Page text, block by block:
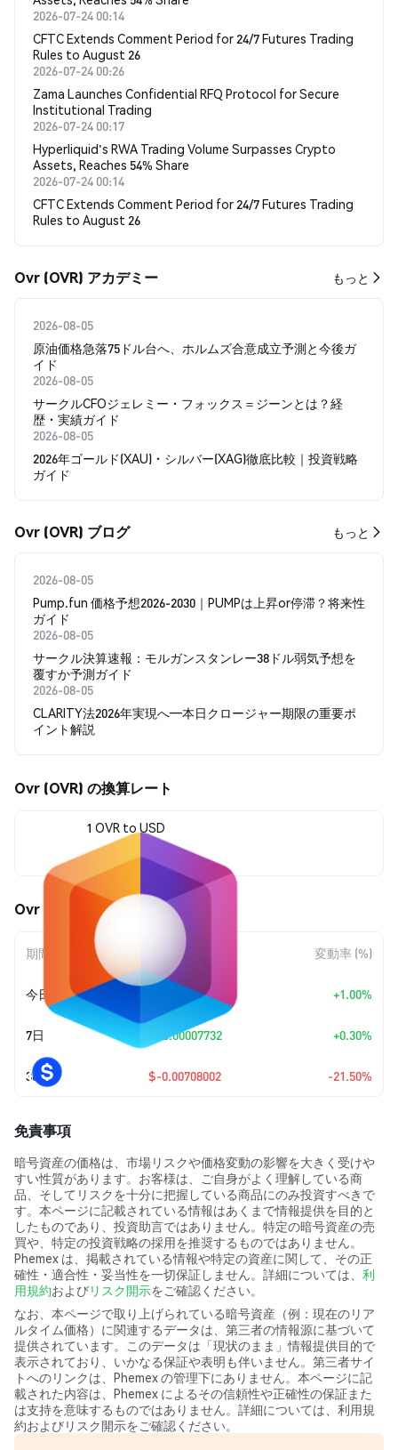
2026-07-24 00:14
CFTC Extends Comment Period for 24/7 Futures Trading
Rules to August 26
2026-07-24 00:26
Zama Launches Confidential RFQ Protocol for Secure
Institutional Trading
2026-07-24 00:17
Hyperliquid's RWA Trading Volume Surpasses Crypto
Assets, Reaches 54% Share
2026-07-24 00:14
CFTC Extends Comment Period for 24/7 Futures Trading
Rules to August 26
Ovr (OVR) アカデミー もっと
2026-08-05
原油価格急落75ドル台へ、ホルムズ合意成立予測と今後ガ
イド
2026-08-05
サークルCFOジェレミー・フォックス＝ジーンとは？経
歴・実績ガイド
2026-08-05
2026年ゴールド(XAU)・シルバー(XAG)徹底比較｜投資戦略
ガイド
Ovr (OVR) ブログ もっと
2026-08-05
Pump.fun 価格予想2026-2030｜PUMPは上昇or停滞？将来性
ガイド
2026-08-05
サークル決算速報：モルガンスタンレー38ドル弱気予想を
覆すか予測ガイド
2026-08-05
CLARITY法2026年実現へ―本日クロージャー期限の重要ポ
イント解説
Ovr (OVR) の換算レート
1 OVR to USD
$0.02585
Ovr (OVR) の価格変動
期間 金額変動 変動率 (%)
今日 $0.00025594 +1.00%
7日 $0.00007732 +0.30%
30日 $-0.00708002 -21.50%
免責事項
暗号資産の価格は、市場リスクや価格変動の影響を大きく受けや
すい性質があります。お客様は、ご自身がよく理解している商
品、そしてリスクを十分に把握している商品にのみ投資すべきで
す。本ページに記載されている情報はあくまで情報提供を目的と
したものであり、投資助言ではありません。特定の暗号資産の売
買や、特定の投資戦略の採用を推奨するものではありません。
Phemex は、掲載されている情報や特定の資産に関して、その正
確性・適合性・妥当性を一切保証しません。詳細については、 利
用規約およびリスク開示をご確認ください。
なお、本ページで取り上げられている暗号資産（例：現在のリア
ルタイム価格）に関連するデータは、第三者の情報源に基づいて
提供されています。このデータは「現状のまま」情報提供目的で
表示されており、いかなる保証や表明も伴いません。第三者サイ
トへのリンクは、Phemex の管理下にありません。本ページに記
載された内容は、Phemex によるその信頼性や正確性の保証また
は支持を意味するものではありません。詳細については、利用規
約およびリスク開示をご確認ください。